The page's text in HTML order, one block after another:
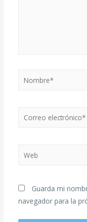
Guarda mi
navegador para la